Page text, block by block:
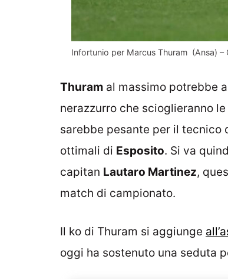
Infortunio per Marcus Thuram (Ansa) –
Thuram al massimo potrebbe
nerazzurro che scioglieranno
sarebbe pesante per il tecnico
ottimali di Esposito. Si va
capitan Lautaro Martinez,
match di campionato.
Il ko di Thuram si aggiunge
oggi ha sostenuto una seduta